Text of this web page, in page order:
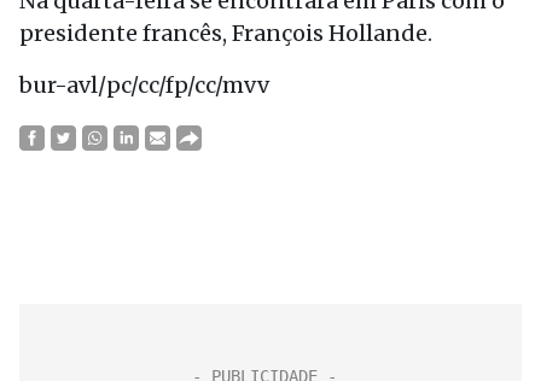
presidente francês, François Hollande.
bur-avl/pc/cc/fp/cc/mvv